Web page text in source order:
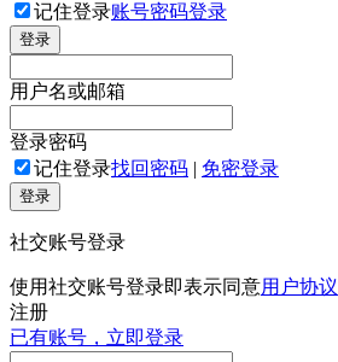
记住登录账号密码登录
登录
用户名或邮箱
登录密码
记住登录找回密码 | 免密登录
登录
社交账号登录
使用社交账号登录即表示同意用户协议
注册
已有账号，立即登录